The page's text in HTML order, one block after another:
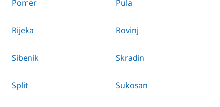
Pomer Pula
Rijeka Rovinj
Sibenik Skradin
Split Sukosan